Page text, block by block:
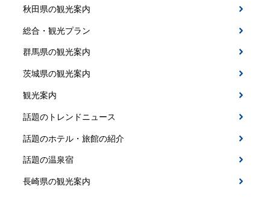
秋田県の観光案内
総合・観光プラン
群馬県の観光案内
茨城県の観光案内
観光案内
話題のトレンドニュース
話題のホテル・旅館の紹介
話題の温泉宿
長崎県の観光案内